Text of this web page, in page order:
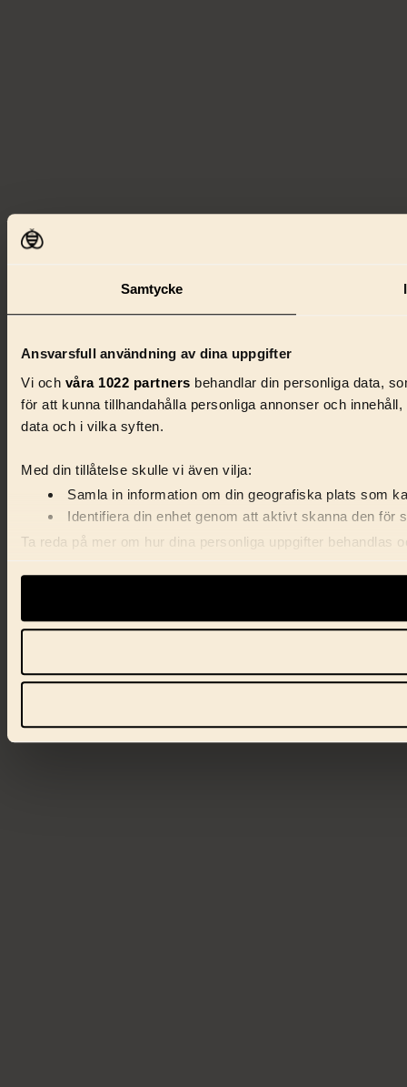
Samtycke
Ansvarsfull användning av dina uppgifter
Vi och våra 1022 partners behandlar din personliga data,
för att kunna tillhandahålla personliga annonser och
data och i vilka syften.
Med din tillåtelse skulle vi även vilja:
Samla in information om din geografiska plats som
Identifiera din enhet genom att aktivt skanna den för
Ta reda på mer om hur dina personliga uppgifter behandlas